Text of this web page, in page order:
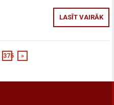
LASĪT VAIRĀK
375 »